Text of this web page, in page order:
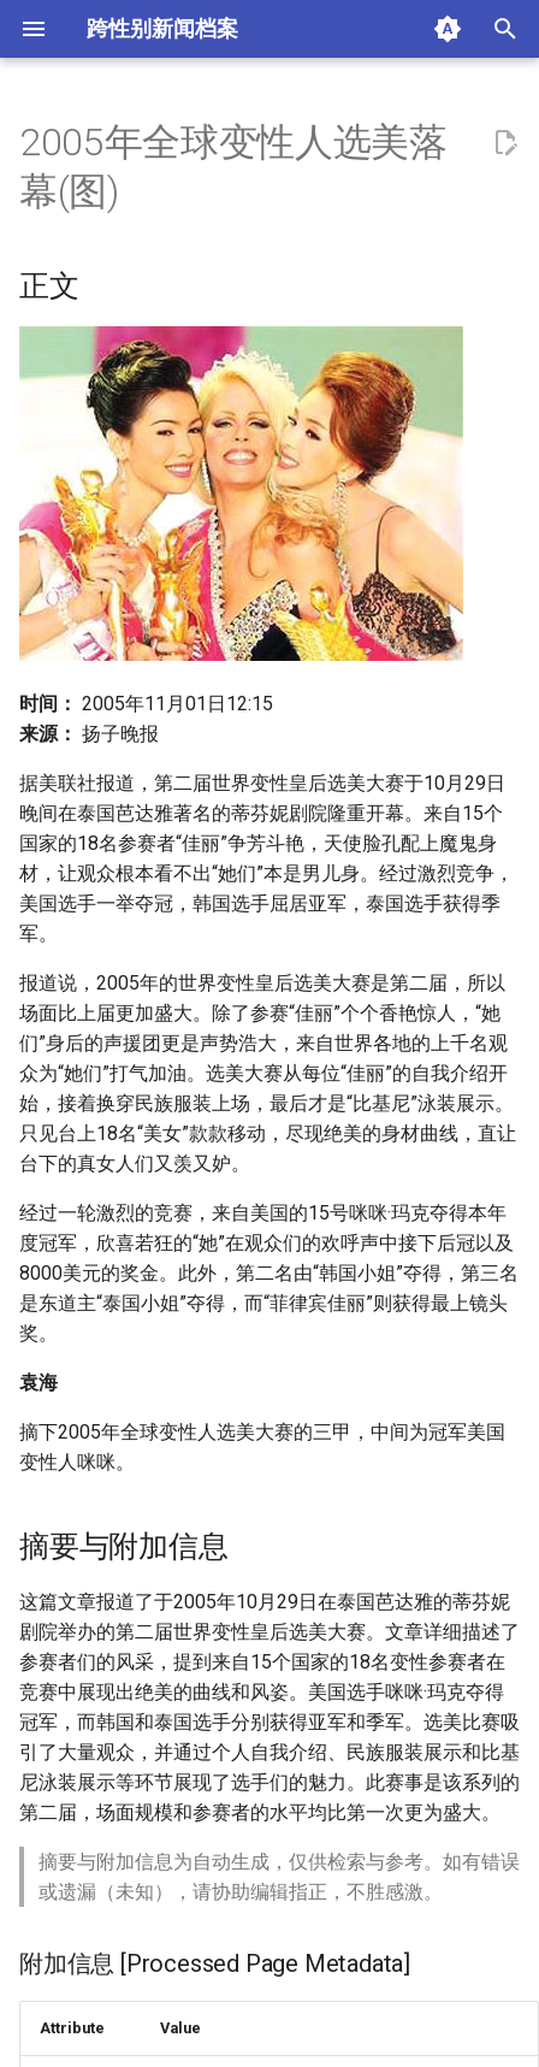
跨性别新闻档案
t
a
i
n
s
e
r
c
h
正文
附加信息 [Processed Page
2005年全球变性人选美落
幕(图)
正文
时间： 2005年11月01日12:15
来源： 扬子晚报
据美联社报道，第二届世界变性皇后选美大赛于10月29日
晚间在泰国芭达雅著名的蒂芬妮剧院隆重开幕。来自15个
国家的18名参赛者“佳丽”争芳斗艳，天使脸孔配上魔鬼身
材，让观众根本看不出“她们”本是男儿身。经过激烈竞争，
美国选手一举夺冠，韩国选手屈居亚军，泰国选手获得季
军。
报道说，2005年的世界变性皇后选美大赛是第二届，所以
场面比上届更加盛大。除了参赛“佳丽”个个香艳惊人，“她
们”身后的声援团更是声势浩大，来自世界各地的上千名观
众为“她们”打气加油。选美大赛从每位“佳丽”的自我介绍开
始，接着换穿民族服装上场，最后才是“比基尼”泳装展示。
只见台上18名“美女”款款移动，尽现绝美的身材曲线，直让
台下的真女人们又羡又妒。
经过一轮激烈的竞赛，来自美国的15号咪咪·玛克夺得本年
度冠军，欣喜若狂的“她”在观众们的欢呼声中接下后冠以及
8000美元的奖金。此外，第二名由“韩国小姐”夺得，第三名
是东道主“泰国小姐”夺得，而“菲律宾佳丽”则获得最上镜头
奖。
袁海
摘下2005年全球变性人选美大赛的三甲，中间为冠军美国
变性人咪咪。
摘要与附加信息
这篇文章报道了于2005年10月29日在泰国芭达雅的蒂芬妮
剧院举办的第二届世界变性皇后选美大赛。文章详细描述了
参赛者们的风采，提到来自15个国家的18名变性参赛者在
竞赛中展现出绝美的曲线和风姿。美国选手咪咪·玛克夺得
冠军，而韩国和泰国选手分别获得亚军和季军。选美比赛吸
引了大量观众，并通过个人自我介绍、民族服装展示和比基
尼泳装展示等环节展现了选手们的魅力。此赛事是该系列的
第二届，场面规模和参赛者的水平均比第一次更为盛大。
摘要与附加信息为自动生成，仅供检索与参考。如有错误
或遗漏（未知），请协助编辑指正，不胜感激。
附加信息 [Processed Page Metadata]
Attribute Value